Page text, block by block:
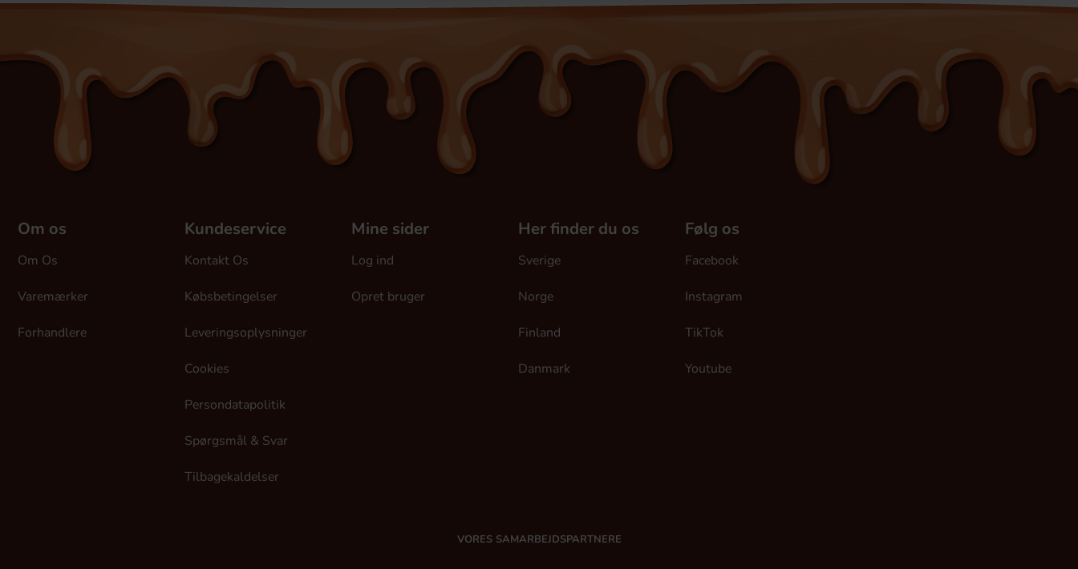
Om os
Om Os
Varemærker
Forhandlere
Kundeservice
Kontakt Os
Købsbetingelser
Leveringsoplysninger
Cookies
Persondatapolitik
Spørgsmål & Svar
Tilbagekaldelser
Mine sider
Log ind
Opret bruger
Her finder du os
Sverige
Norge
Finland
Danmark
Følg os
Facebook
Instagram
TikTok
Youtube
VORES SAMARBEJDSPARTNERE